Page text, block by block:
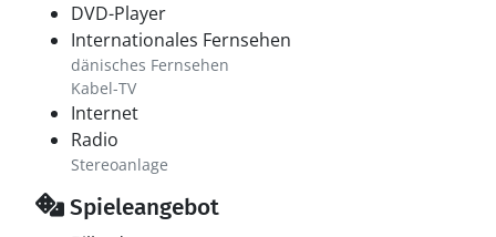
DVD-Player
Internationales Fernsehen
dänisches Fernsehen
Kabel-TV
Internet
Radio
Stereoanlage
Spieleangebot